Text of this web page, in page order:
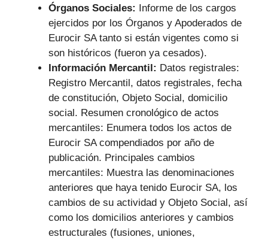
Órganos Sociales: Informe de los cargos
ejercidos por los Órganos y Apoderados de
Eurocir SA tanto si están vigentes como si
son históricos (fueron ya cesados).
Información Mercantil: Datos registrales:
Registro Mercantil, datos registrales, fecha
de constitución, Objeto Social, domicilio
social. Resumen cronológico de actos
mercantiles: Enumera todos los actos de
Eurocir SA compendiados por año de
publicación. Principales cambios
mercantiles: Muestra las denominaciones
anteriores que haya tenido Eurocir SA, los
cambios de su actividad y Objeto Social, así
como los domicilios anteriores y cambios
estructurales (fusiones, uniones,